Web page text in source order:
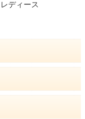
レディース